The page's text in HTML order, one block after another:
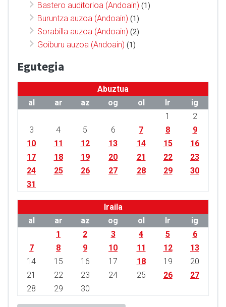
Bastero auditorioa (Andoain) (1)
Buruntza auzoa (Andoain) (1)
Sorabilla auzoa (Andoain) (2)
Goiburu auzoa (Andoain) (1)
Egutegia
Abuztua
al
ar az og ol lr
ig
1
2
3
4 5 6 7 8
9
10
11 12 13 14 15
16
17
18 19 20 21 22
23
24
25 26 27 28 29
30
31
Iraila
al
ar az og ol lr
ig
1
2 3 4 5
6
7
8 9 10 11 12
13
14
15 16 17 18 19
20
21
22 23 24 25 26
27
28
29 30